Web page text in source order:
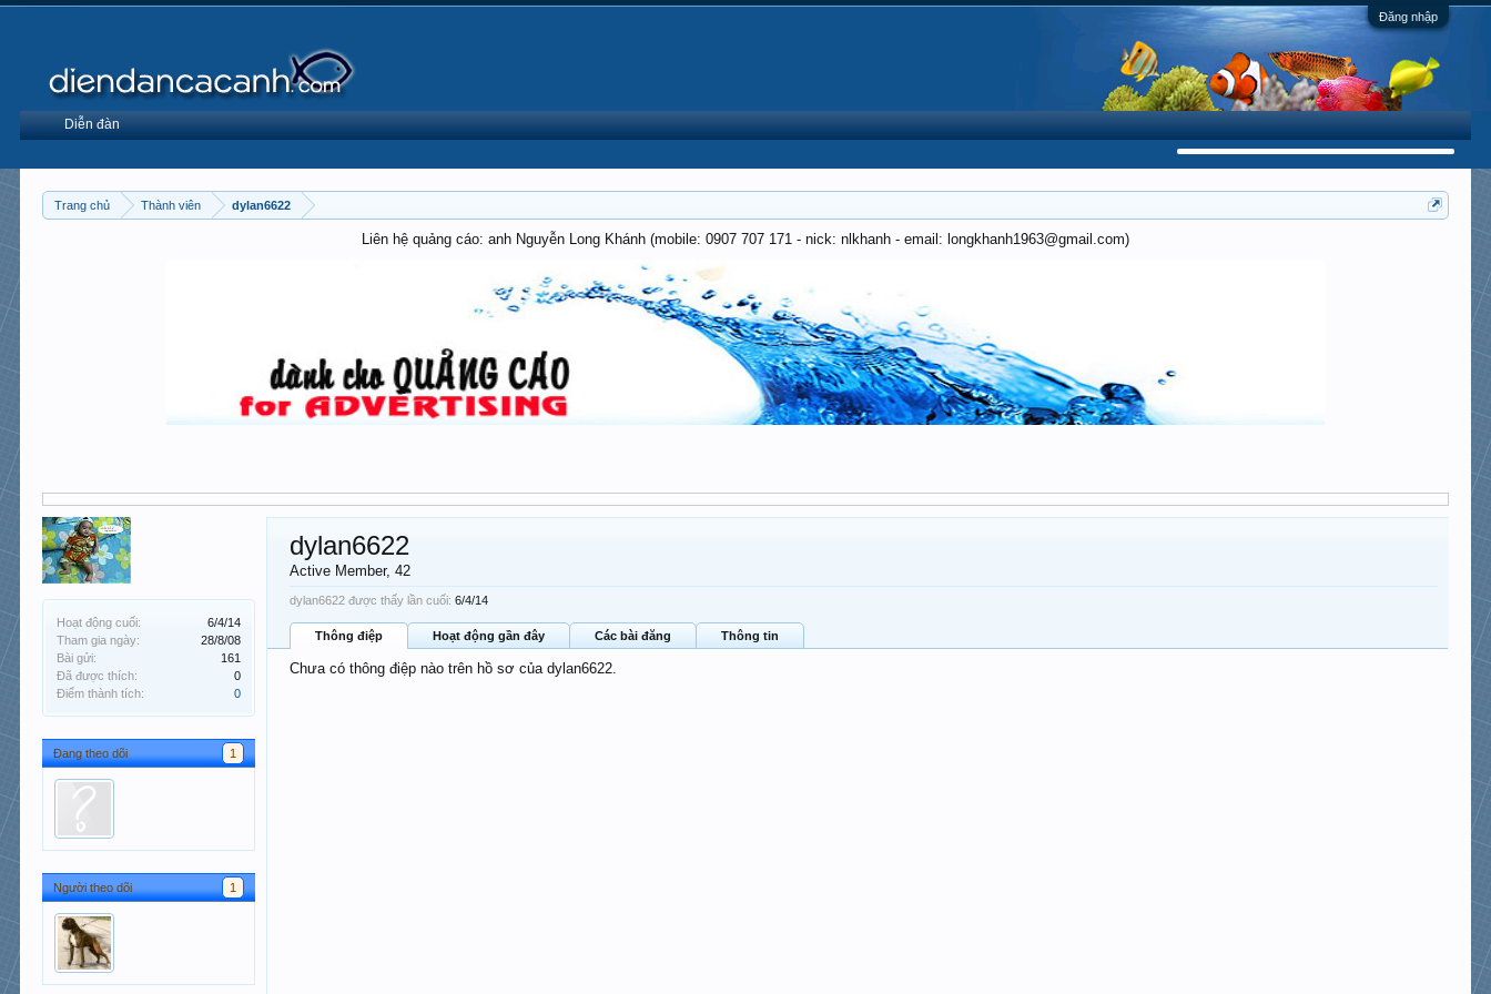
Đăng nhập
Trang chủ Thành viên dylan6622
Liên hệ quảng cáo: anh Nguyễn Long Khánh (mobile: 0907 707 171 - nick: nlkhanh - email: longkhanh1963@gmail.com)
Hoạt động cuối:
6/4/14
Tham gia ngày:
28/8/08
Bài gửi:
161
Đã được thích:
0
Điểm thành tích:
0
Đang theo dõi 1
Người theo dõi 1
dylan6622
Active Member, 42
dylan6622 được thấy lần cuối: 6/4/14
Thông điệp Hoạt động gần đây Các bài đăng Thông tin
Chưa có thông điệp nào trên hồ sơ của dylan6622.
Diễn đàn